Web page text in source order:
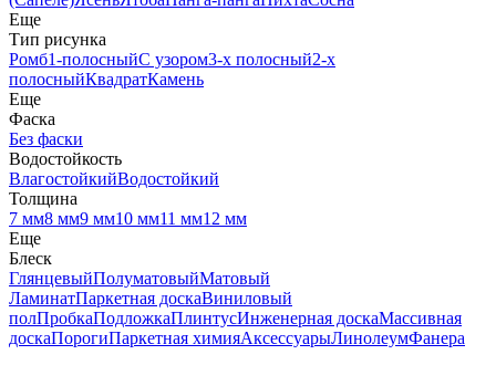
Еще
Тип рисунка
Ромб1-полосныйС узором3-х полосный2-х
полосныйКвадратКамень
Еще
Фаска
Без фаски
Водостойкость
ВлагостойкийВодостойкий
Толщина
7 мм8 мм9 мм10 мм11 мм12 мм
Еще
Блеск
ГлянцевыйПолуматовыйМатовый
ЛаминатПаркетная доскаВиниловый
полПробкаПодложкаПлинтусИнженерная доскаМассивная
доскаПорогиПаркетная химияАксессуарыЛинолеумФанера